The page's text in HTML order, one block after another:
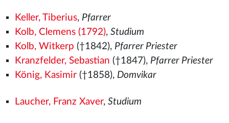
Keller, Tiberius, Pfarrer
Kolb, Clemens (1792), Studium
Kolb, Witkerp (†1842), Pfarrer Priester
Kranzfelder, Sebastian (†1847), Pfarrer Priester
König, Kasimir(†1858), Domvikar
Laucher, Franz Xaver, Studium